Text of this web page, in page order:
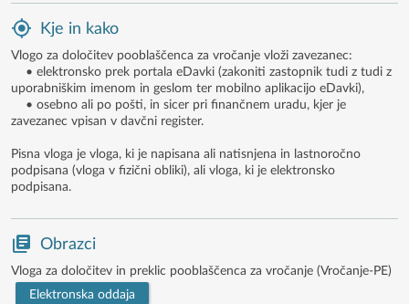
Kje in kako
Vlogo za določitev pooblaščenca za vročanje vloži zavezanec:
• elektronsko prek portala eDavki (zakoniti zastopnik tudi z tudi z
uporabniškim imenom in geslom ter mobilno aplikacijo eDavki),
• osebno ali po pošti, in sicer pri finančnem uradu, kjer je
zavezanec vpisan v davčni register.
Pisna vloga je vloga, ki je napisana ali natisnjena in lastnoročno
podpisana (vloga v fizični obliki), ali vloga, ki je elektronsko
podpisana.
Obrazci
Vloga za določitev in preklic pooblaščenca za vročanje (Vročanje-PE)
Elektronska oddaja